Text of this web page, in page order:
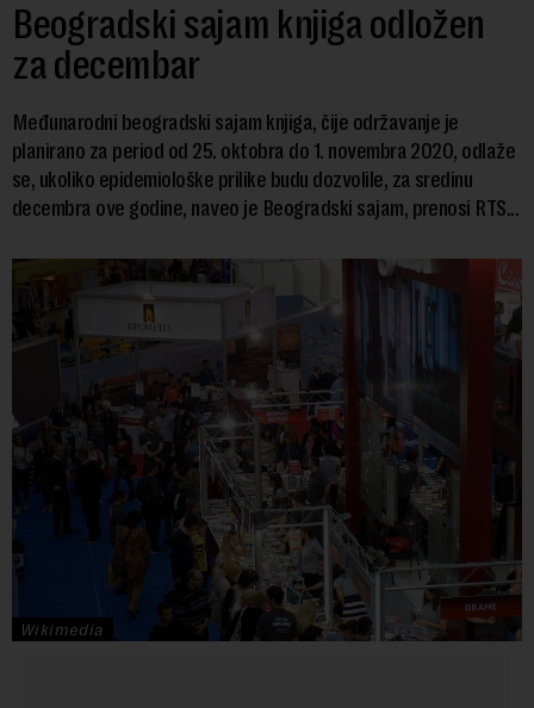
Beogradski sajam knjiga odložen
za decembar
Međunarodni beogradski sajam knjiga, čije održavanje je
planirano za period od 25. oktobra do 1. novembra 2020, odlaže
se, ukoliko epidemiološke prilike budu dozvolile, za sredinu
decembra ove godine, naveo je Beogradski sajam, prenosi RTS...
Wikimedia